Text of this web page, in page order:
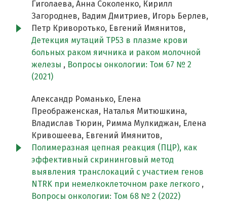
Гиголаева, Анна Соколенко, Кирилл
Загороднев, Вадим Дмитриев, Игорь Берлев,
Петр Криворотько, Евгений Имянитов,
Детекция мутаций TP53 в плазме крови
больных раком яичника и раком молочной
железы , Вопросы онкологии: Том 67 № 2
(2021)
Александр Романько, Елена
Преображенская, Наталья Митюшкина,
Владислав Тюрин, Римма Мулкиджан, Елена
Кривошеева, Евгений Имянитов,
Полимеразная цепная реакция (ПЦР), как
эффективный скрининговый метод
выявления транслокаций с участием генов
NTRK при немелкоклеточном раке легкого ,
Вопросы онкологии: Том 68 № 2 (2022)